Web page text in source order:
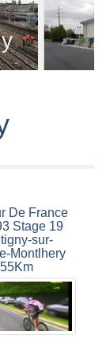
De France
Stage 19
sur-
Montlhery